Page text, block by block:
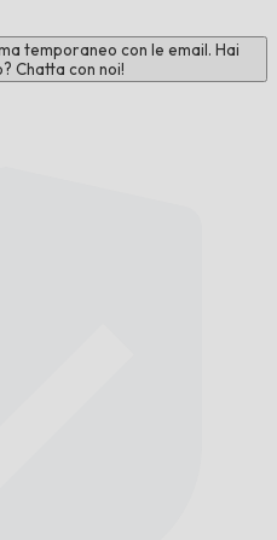
temporaneo con le email. Hai
Chatta con noi!